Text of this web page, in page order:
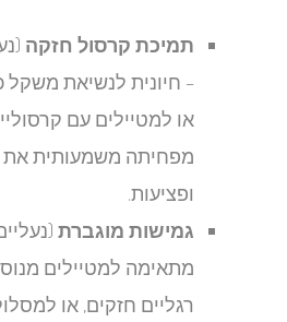
תמיכת קרסול חזקה
– חיונית לנשיאת משקל
או למטיילים עם
מפחיתה משמעותית את
ופציעות.
גמישות מוגברת(נעליים
מתאימה למטיילים
רגליים חזקים, או